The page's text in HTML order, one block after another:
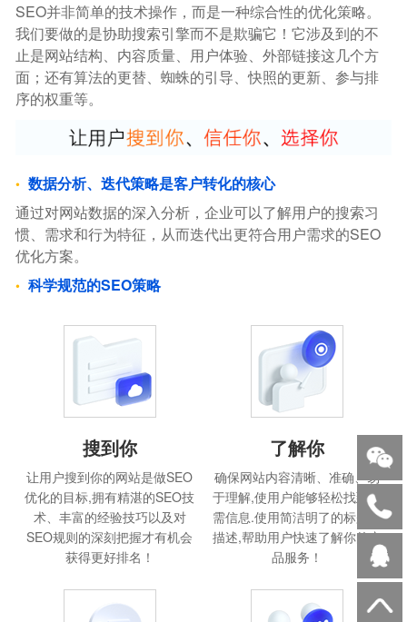
SEO并非简单的技术操作，而是一种综合性的优化策略。
我们要做的是协助搜索引擎而不是欺骗它！它涉及到的不
止是网站结构、内容质量、用户体验、外部链接这几个方
面；还有算法的更替、蜘蛛的引导、快照的更新、参与排
序的权重等。
数据分析、迭代策略是客户转化的核心
通过对网站数据的深入分析，企业可以了解用户的搜索习
惯、需求和行为特征，从而迭代出更符合用户需求的SEO
优化方案。
科学规范的SEO策略
搜到你
让用户搜到你的网站是做SEO
优化的目标,拥有精湛的SEO技
术、丰富的经验技巧以及对
SEO规则的深刻把握才有机会
获得更好排名！
了解你
确保网站内容清晰、准确、易
于理解,使用户能够轻松找到所
需信息.使用简洁明了的标题和
描述,帮助用户快速了解你的产
品服务！